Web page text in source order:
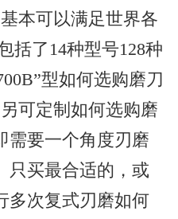
本可以满足世界各
括了14种型号128种
型如何选购磨刀
可定制如何选购磨
需要一个角度刃磨
只买最合适的，或
多次复式刃磨如何